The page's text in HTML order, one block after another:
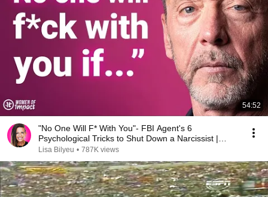
54:52
"No One Will F* With You"- FBI Agent's 6
Psychological Tricks to Shut Down a Narcissist |
Chris Voss
Lisa Bilyeu • 787K views